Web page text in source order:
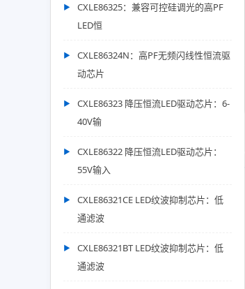
CXLE86325：兼容可控硅调光的高PF
LED恒
CXLE86324N：高PF无频闪线性恒流驱
动芯片
CXLE86323 降压恒流LED驱动芯片：6-
40V输
CXLE86322 降压恒流LED驱动芯片：
55V输入
CXLE86321CE LED纹波抑制芯片：低
通滤波
CXLE86321BT LED纹波抑制芯片：低
通滤波